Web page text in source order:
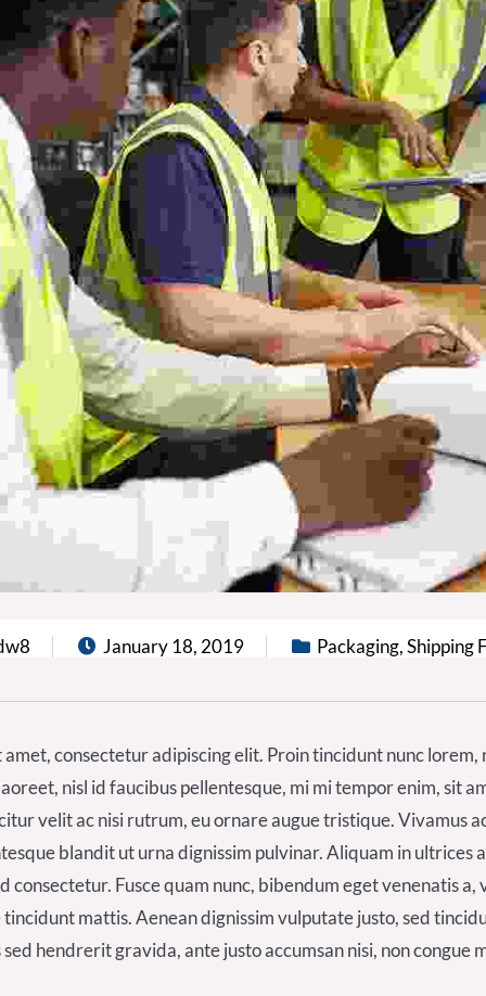
January 18, 2019 Packaging,Shipping
consectetur adipiscing elit. Proin tincidunt nunc lorem,
nisl id faucibus pellentesque, mi mi tempor enim, sit
velit ac nisi rutrum, eu ornare augue tristique. Vivamus
blandit ut urna dignissim pulvinar. Aliquam in ultrices
consectetur. Fusce quam nunc, bibendum eget venenatis a,
mattis. Aenean dignissim vulputate justo, sed
hendrerit gravida, ante justo accumsan nisi, non congue